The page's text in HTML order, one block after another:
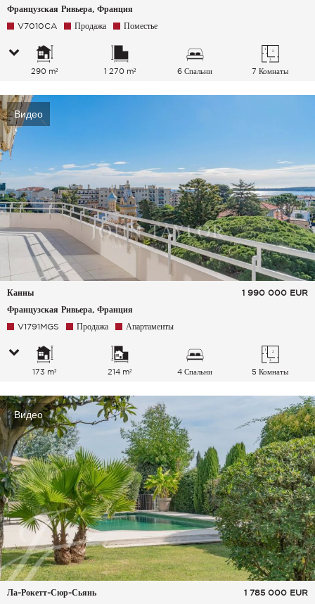
Французская Ривьера, Франция
V7010CA
Продажа Поместье
290 m² 1 270 m² 6 Спальни 7 Комнаты
Видео
Канны
Французская Ривьера, Франция
1 990 000 EUR
V1791MGS Продажа Апартаменты
173 m² 214 m² 4 Спальни 5 Комнаты
Видео
Ла-Рокетт-Сюр-Сьянь
1 785 000 EUR